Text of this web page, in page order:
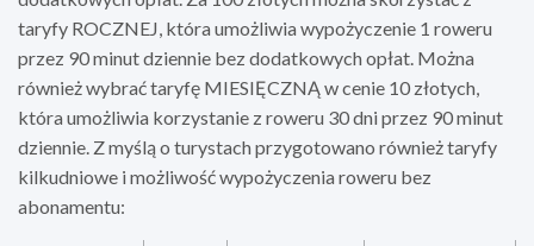
taryfy ROCZNEJ, która umożliwia wypożyczenie 1 roweru
przez 90 minut dziennie bez dodatkowych opłat. Można
również wybrać taryfę MIESIĘCZNĄ w cenie 10 złotych,
która umożliwia korzystanie z roweru 30 dni przez 90 minut
dziennie. Z myślą o turystach przygotowano również taryfy
kilkudniowe i możliwość wypożyczenia roweru bez
abonamentu: